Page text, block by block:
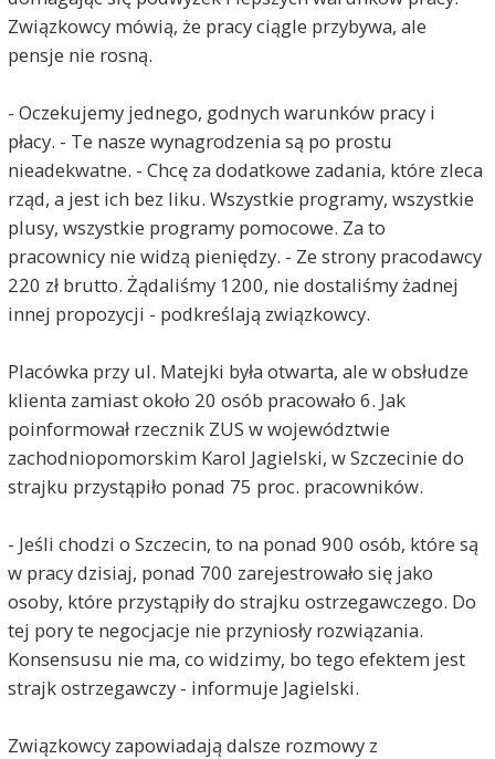
Związkowcy mówią, że pracy ciągle przybywa, ale
pensje nie rosną.
- Oczekujemy jednego, godnych warunków pracy i
płacy. - Te nasze wynagrodzenia są po prostu
nieadekwatne. - Chcę za dodatkowe zadania, które zleca
rząd, a jest ich bez liku. Wszystkie programy, wszystkie
plusy, wszystkie programy pomocowe. Za to
pracownicy nie widzą pieniędzy. - Ze strony pracodawcy
220 zł brutto. Żądaliśmy 1200, nie dostaliśmy żadnej
innej propozycji - podkreślają związkowcy.
Placówka przy ul. Matejki była otwarta, ale w obsłudze
klienta zamiast około 20 osób pracowało 6. Jak
poinformował rzecznik ZUS w województwie
zachodniopomorskim Karol Jagielski, w Szczecinie do
strajku przystąpiło ponad 75 proc. pracowników.
- Jeśli chodzi o Szczecin, to na ponad 900 osób, które są
w pracy dzisiaj, ponad 700 zarejestrowało się jako
osoby, które przystąpiły do strajku ostrzegawczego. Do
tej pory te negocjacje nie przyniosły rozwiązania.
Konsensusu nie ma, co widzimy, bo tego efektem jest
strajk ostrzegawczy - informuje Jagielski.
Związkowcy zapowiadają dalsze rozmowy z